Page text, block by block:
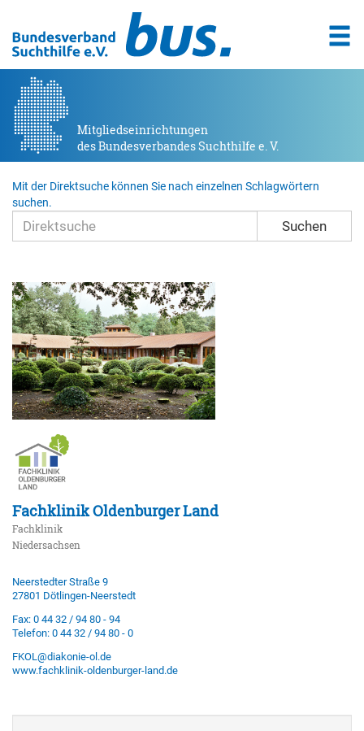
Mitgliedseinrichtungen
des Bundesverbandes Suchthilfe e. V.
Mit der Direktsuche können Sie nach einzelnen Schlagwörtern
suchen.
Suchen
Fachklinik Oldenburger Land
Fachklinik
Niedersachsen
Neerstedter Straße 9
27801 Dötlingen-Neerstedt
Fax: 0 44 32 / 94 80 - 94
Telefon: 0 44 32 / 94 80 - 0
FKOL@diakonie-ol.de
www.fachklinik-oldenburger-land.de